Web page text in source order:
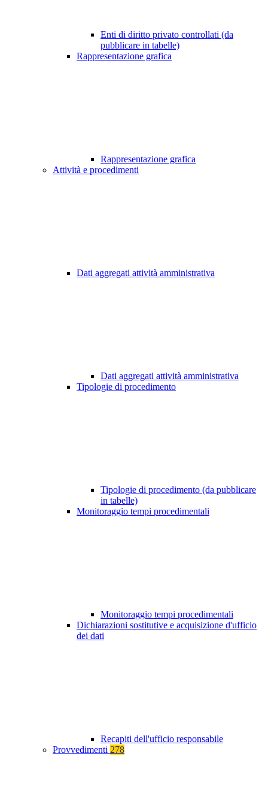
Enti di diritto privato controllati (da
pubblicare in tabelle)
Rappresentazione grafica
Rappresentazione grafica
Attività e procedimenti
Dati aggregati attività amministrativa
Dati aggregati attività amministrativa
Tipologie di procedimento
Tipologie di procedimento (da pubblicare
in tabelle)
Monitoraggio tempi procedimentali
Monitoraggio tempi procedimentali
Dichiarazioni sostitutive e acquisizione d'ufficio
dei dati
Recapiti dell'ufficio responsabile
Provvedimenti 278